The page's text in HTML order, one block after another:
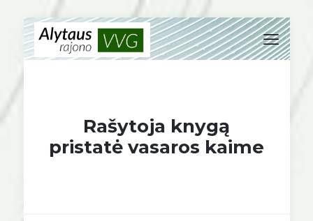
Rašytoja knygą
pristatė vasaros kaime